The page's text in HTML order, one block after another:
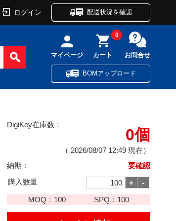
ログイン 配送状況を確認
マイページ カート
0
お問合せ
BOMアップロード
DigiKey在庫数：
0個
（ 2026/08/07 12:49 現在）
納期：
要確認
購入数量
MOQ： 100 SPQ： 100